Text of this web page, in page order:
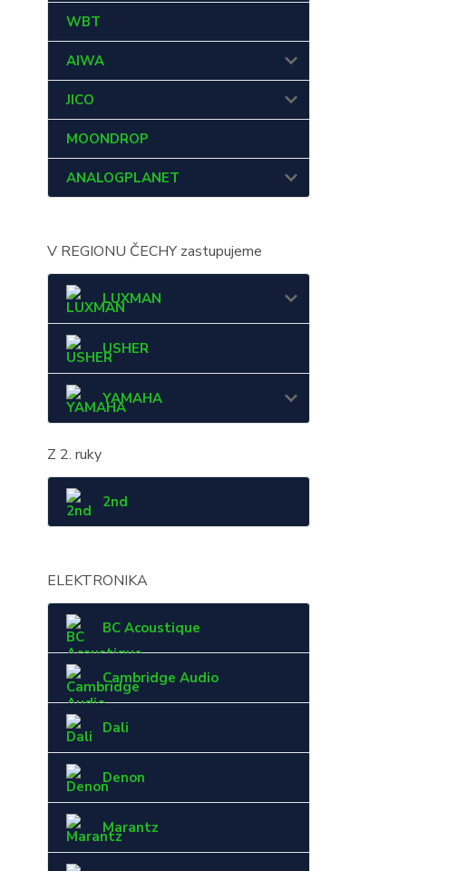
WBT
AIWA
JICO
MOONDROP
ANALOGPLANET
V REGIONU ČECHY zastupujeme
LUXMAN
USHER
YAMAHA
Z 2. ruky
2nd
ELEKTRONIKA
BC Acoustique
Cambridge Audio
Dali
Denon
Marantz